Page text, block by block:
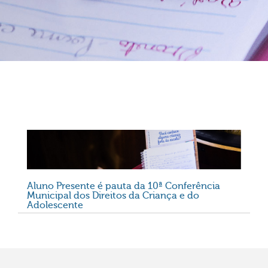
Aluno Presente é pauta da 10ª Conferência
Municipal dos Direitos da Criança e do
Adolescente